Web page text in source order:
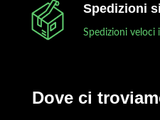
Spedizioni
Spedizioni veloci
Dove ci